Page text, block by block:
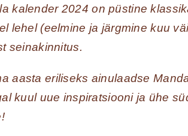
kalender 2024 on püstine
lehel (eelmine ja järgmine kuu
seinakinnitus.
aasta eriliseks ainulaadse
kuul uue inspiratsiooni ja ühe